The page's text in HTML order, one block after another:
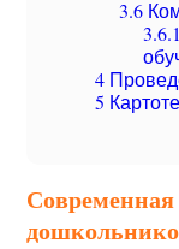
3.6
3.6.1
4
5